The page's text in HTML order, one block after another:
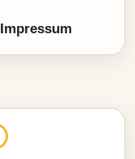
Impressum